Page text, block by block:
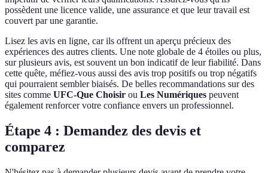
possèdent une licence valide, une assurance et que leur travail est
couvert par une garantie.
Lisez les avis en ligne, car ils offrent un aperçu précieux des
expériences des autres clients. Une note globale de 4 étoiles ou plus,
sur plusieurs avis, est souvent un bon indicatif de leur fiabilité. Dans
cette quête, méfiez-vous aussi des avis trop positifs ou trop négatifs
qui pourraient sembler biaisés. De belles recommandations sur des
sites comme UFC-Que Choisir ou Les Numériques peuvent
également renforcer votre confiance envers un professionnel.
Étape 4 : Demandez des devis et
comparez